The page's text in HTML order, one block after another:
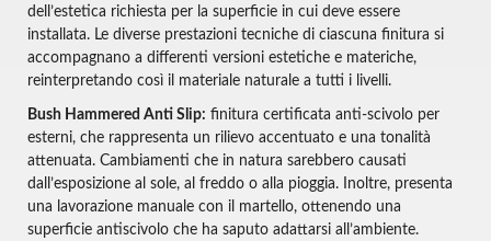
dell’estetica richiesta per la superficie in cui deve essere
installata. Le diverse prestazioni tecniche di ciascuna finitura si
accompagnano a differenti versioni estetiche e materiche,
reinterpretando così il materiale naturale a tutti i livelli.
Bush Hammered Anti Slip: finitura certificata anti-scivolo per
esterni, che rappresenta un rilievo accentuato e una tonalità
attenuata. Cambiamenti che in natura sarebbero causati
dall’esposizione al sole, al freddo o alla pioggia. Inoltre, presenta
una lavorazione manuale con il martello, ottenendo una
superficie antiscivolo che ha saputo adattarsi all’ambiente.